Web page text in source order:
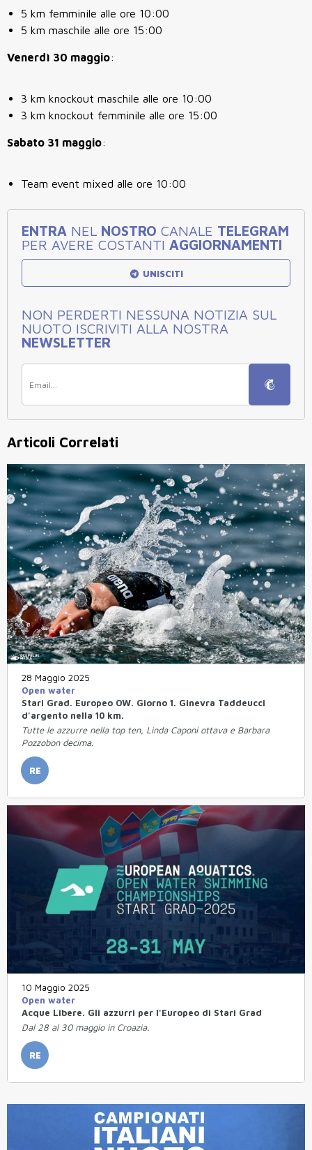
5 km femminile alle ore 10:00
5 km maschile alle ore 15:00
Venerdì 30 maggio:
3 km knockout maschile alle ore 10:00
3 km knockout femminile alle ore 15:00
Sabato 31 maggio:
Team event mixed alle ore 10:00
ENTRA NEL NOSTRO CANALE TELEGRAM
PER AVERE COSTANTI AGGIORNAMENTI
UNISCITI
NON PERDERTI NESSUNA NOTIZIA SUL
NUOTO ISCRIVITI ALLA NOSTRA
NEWSLETTER
Articoli Correlati
28 Maggio 2025
Open water
Stari Grad. Europeo OW. Giorno 1. Ginevra Taddeucci
d'argento nella 10 km.
Tutte le azzurre nella top ten, Linda Caponi ottava e Barbara
Pozzobon decima.
RE
10 Maggio 2025
Open water
Acque Libere. Gli azzurri per l'Europeo di Stari Grad
Dal 28 al 30 maggio in Croazia.
RE